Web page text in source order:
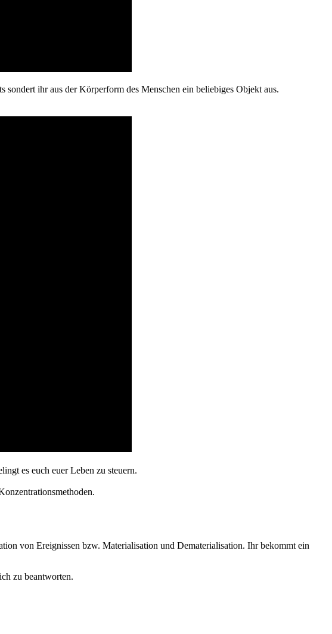
ihr aus der Körperform des Menschen ein beliebiges Objekt aus.
es euch euer Leben zu steuern.
von Ereignissen bzw. Materialisation und Dematerialisation. Ihr bekommt ein
zu beantworten.